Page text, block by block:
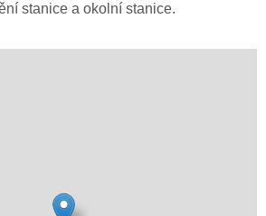
stanice a okolní stanice.